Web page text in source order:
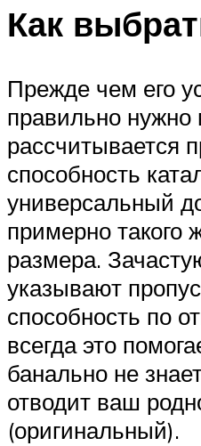
Как
Прежде чем его
правильно
рассчитывается
способность
универсальный
примерно такого
размера.
указывают
способность по
всегда это
банально не
отводит ваш
(оригинальный).